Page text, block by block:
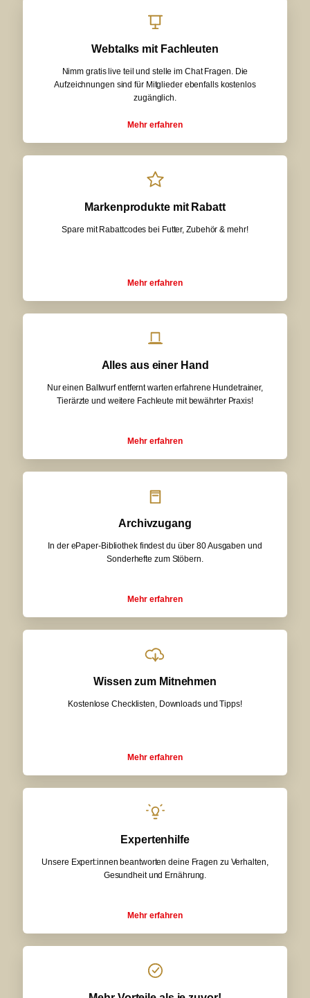
Webtalks mit Fachleuten
Nimm gratis live teil und stelle im Chat Fragen. Die
Aufzeichnungen sind für Mitglieder ebenfalls kostenlos
zugänglich.
Mehr erfahren
Markenprodukte mit Rabatt
Spare mit Rabattcodes bei Futter, Zubehör & mehr!
Mehr erfahren
Alles aus einer Hand
Nur einen Ballwurf entfernt warten erfahrene Hundetrainer,
Tierärzte und weitere Fachleute mit bewährter Praxis!
Mehr erfahren
Archivzugang
In der ePaper-Bibliothek findest du über 80 Ausgaben und
Sonderhefte zum Stöbern.
Mehr erfahren
Wissen zum Mitnehmen
Kostenlose Checklisten, Downloads und Tipps!
Mehr erfahren
Expertenhilfe
Unsere Expert:innen beantworten deine Fragen zu Verhalten,
Gesundheit und Ernährung.
Mehr erfahren